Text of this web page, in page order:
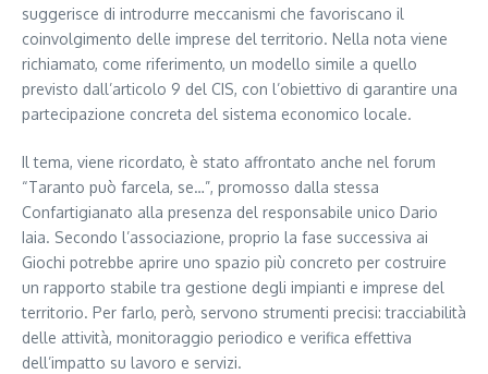
suggerisce di introdurre meccanismi che favoriscano il
coinvolgimento delle imprese del territorio. Nella nota viene
richiamato, come riferimento, un modello simile a quello
previsto dall’articolo 9 del CIS, con l’obiettivo di garantire una
partecipazione concreta del sistema economico locale.
Il tema, viene ricordato, è stato affrontato anche nel forum
“Taranto può farcela, se…”, promosso dalla stessa
Confartigianato alla presenza del responsabile unico Dario
Iaia. Secondo l’associazione, proprio la fase successiva ai
Giochi potrebbe aprire uno spazio più concreto per costruire
un rapporto stabile tra gestione degli impianti e imprese del
territorio. Per farlo, però, servono strumenti precisi: tracciabilità
delle attività, monitoraggio periodico e verifica effettiva
dell’impatto su lavoro e servizi.